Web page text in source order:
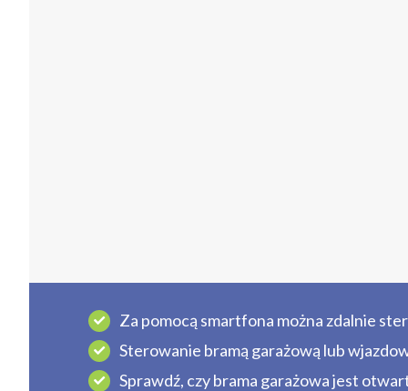
Za pomocą smartfona można zdalnie
Sterowanie bramą garażową lub
Sprawdź, czy brama garażowa jest